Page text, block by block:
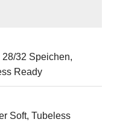
32 Speichen,
Ready
Soft, Tubeless